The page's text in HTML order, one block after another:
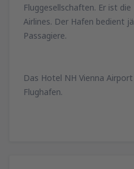
Fluggesellschaften. Er ist
Airlines. Der Hafen bedient
Passagiere.
Das Hotel NH Vienna
Flughafen.